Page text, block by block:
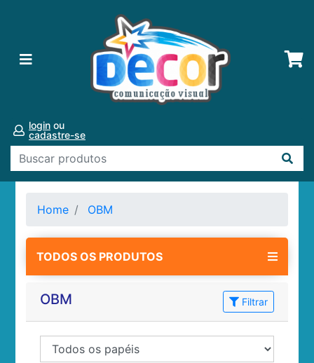
login ou
cadastre-se
Home OBM
TODOS OS PRODUTOS
OBM Filtrar